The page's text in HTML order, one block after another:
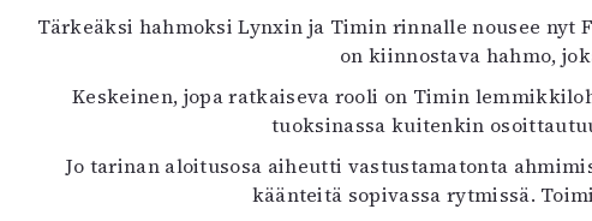
Tärkeäksi hahmoksi Lynxin ja Timin rinnalle nousee nyt
on kiinnostava hahmo,
Keskeinen, jopa ratkaiseva rooli on Timin
tuoksinassa kuitenkin
Jo tarinan aloitusosa aiheutti vastustamatonta
käänteitä sopivassa rytmissä.